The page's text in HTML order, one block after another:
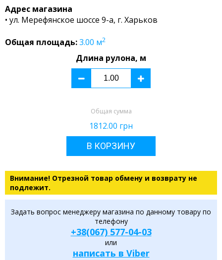
Адрес магазина
• ул. Мерефянское шоссе 9-а, г. Харьков
Общая площадь:3.00 м2
Длина рулона, м
Общая сумма
1812.00 грн
В КОРЗИНУ
Внимание! Отрезной товар обмену и возврату не
подлежит.
Задать вопрос менеджеру магазина по данному товару по
телефону
+38(067) 577-04-03
или
написать в Viber